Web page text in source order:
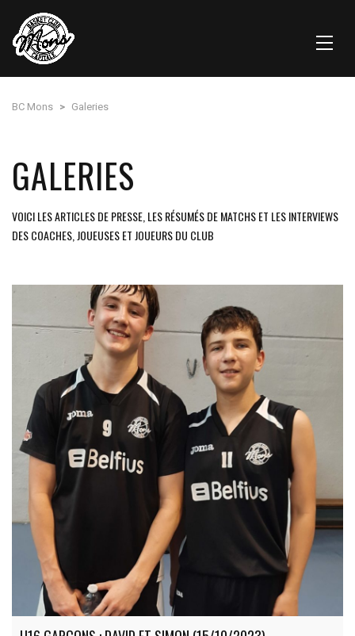
BC Mons > Galeries
GALERIES
VOICI LES ARTICLES DE PRESSE, LES RÉSUMÉS DE MATCHS ET LES INTERVIEWS
DES COACHES, JOUEUSES ET JOUEURS DU CLUB